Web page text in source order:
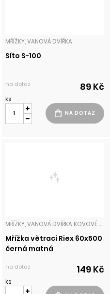
MŘÍŽKY, VANOVÁ DVÍŘKA
Síto S-100
na dotaz 89 Kč
ks
MŘÍŽKY, VANOVÁ DVÍŘKA KOVOVÉ MŘÍŽKY
Mřížka větrací Riex 60x500
černá matná
na dotaz 149 Kč
ks